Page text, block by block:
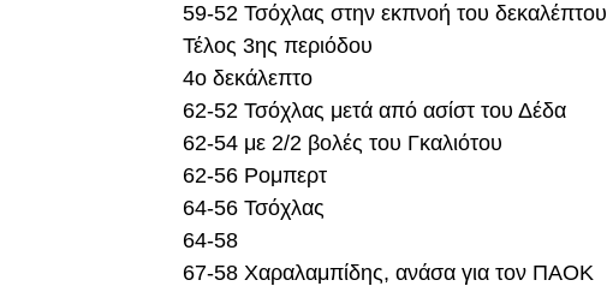
59-52 Τσόχλας στην εκπνοή του δεκαλέπτου
Τέλος 3ης περιόδου
4ο δεκάλεπτο
62-52 Τσόχλας μετά από ασίστ του Δέδα
62-54 με 2/2 βολές του Γκαλιότου
62-56 Ρομπερτ
64-56 Τσόχλας
64-58
67-58 Χαραλαμπίδης, ανάσα για τον ΠΑΟΚ